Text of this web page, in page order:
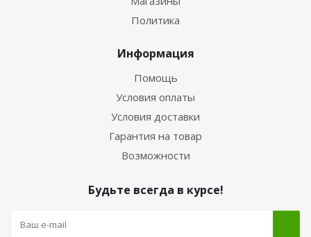
Политика
Информация
Помощь
Условия оплаты
Условия доставки
Гарантия на товар
Возможности
Будьте всегда в курсе!